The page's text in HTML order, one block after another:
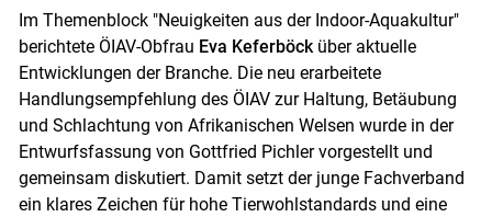
Im Themenblock "Neuigkeiten aus der Indoor-Aquakultur"
berichtete ÖIAV-Obfrau Eva Keferböck über aktuelle
Entwicklungen der Branche. Die neu erarbeitete
Handlungsempfehlung des ÖIAV zur Haltung, Betäubung
und Schlachtung von Afrikanischen Welsen wurde in der
Entwurfsfassung von Gottfried Pichler vorgestellt und
gemeinsam diskutiert. Damit setzt der junge Fachverband
ein klares Zeichen für hohe Tierwohlstandards und eine